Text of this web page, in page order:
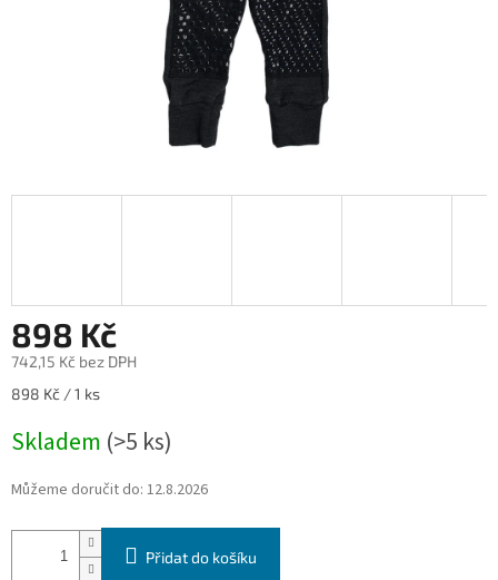
898 Kč
742,15 Kč bez DPH
Měrná
898 Kč / 1 ks
Skladem (>5 ks)
Můžeme doručit do: 12.8.2026
Přidat do košíku